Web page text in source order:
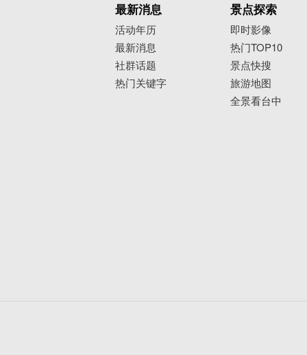
最新消息
活动年历
最新消息
社群话题
热门关键字
景点探索
即时影像
热门TOP10
景点快搜
旅游地图
全景看台中